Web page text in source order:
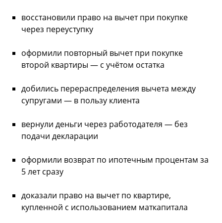
восстановили право на вычет при покупке
через переуступку
оформили повторный вычет при покупке
второй квартиры — с учётом остатка
добились перераспределения вычета между
супругами — в пользу клиента
вернули деньги через работодателя — без
подачи декларации
оформили возврат по ипотечным процентам за
5 лет сразу
доказали право на вычет по квартире,
купленной с использованием маткапитала